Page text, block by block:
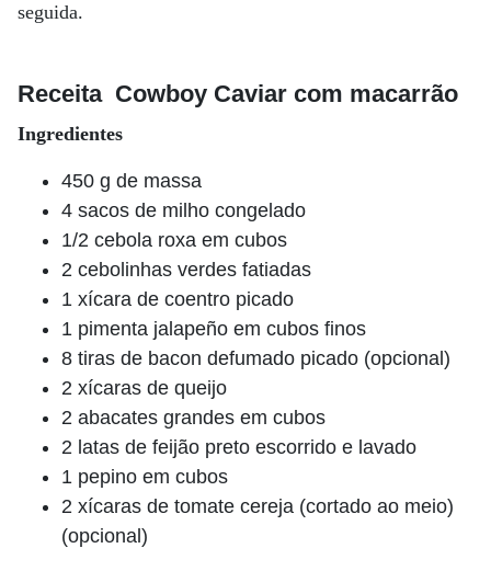
seguida.
Receita Cowboy Caviar com macarrão
Ingredientes
450 g de massa
4 sacos de milho congelado
1/2 cebola roxa em cubos
2 cebolinhas verdes fatiadas
1 xícara de coentro picado
1 pimenta jalapeño em cubos finos
8 tiras de bacon defumado picado (opcional)
2 xícaras de queijo
2 abacates grandes em cubos
2 latas de feijão preto escorrido e lavado
1 pepino em cubos
2 xícaras de tomate cereja (cortado ao meio)
(opcional)